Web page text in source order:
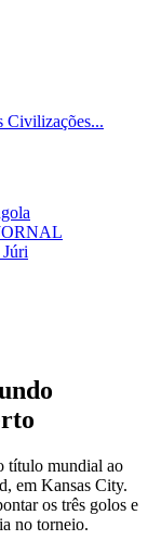
Civilizações...
Júri
título mundial ao
em Kansas City.
os três golos e
no torneio.